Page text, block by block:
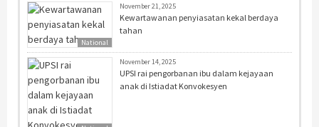
National
November 21, 2025
Kewartawanan penyiasatan kekal berdaya
tahan
November 14, 2025
UPSI rai pengorbanan ibu dalam kejayaan
anak di Istiadat Konvokesyen